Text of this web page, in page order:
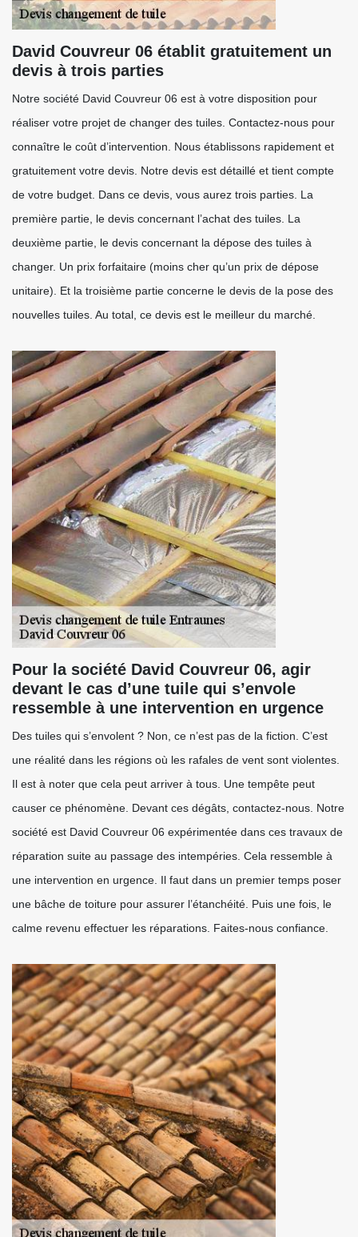
David Couvreur 06 établit gratuitement un
devis à trois parties
Notre société David Couvreur 06 est à votre disposition pour
réaliser votre projet de changer des tuiles. Contactez-nous pour
connaître le coût d’intervention. Nous établissons rapidement et
gratuitement votre devis. Notre devis est détaillé et tient compte
de votre budget. Dans ce devis, vous aurez trois parties. La
première partie, le devis concernant l’achat des tuiles. La
deuxième partie, le devis concernant la dépose des tuiles à
changer. Un prix forfaitaire (moins cher qu’un prix de dépose
unitaire). Et la troisième partie concerne le devis de la pose des
nouvelles tuiles. Au total, ce devis est le meilleur du marché.
Pour la société David Couvreur 06, agir
devant le cas d’une tuile qui s’envole
ressemble à une intervention en urgence
Des tuiles qui s’envolent ? Non, ce n’est pas de la fiction. C’est
une réalité dans les régions où les rafales de vent sont violentes.
Il est à noter que cela peut arriver à tous. Une tempête peut
causer ce phénomène. Devant ces dégâts, contactez-nous. Notre
société est David Couvreur 06 expérimentée dans ces travaux de
réparation suite au passage des intempéries. Cela ressemble à
une intervention en urgence. Il faut dans un premier temps poser
une bâche de toiture pour assurer l’étanchéité. Puis une fois, le
calme revenu effectuer les réparations. Faites-nous confiance.